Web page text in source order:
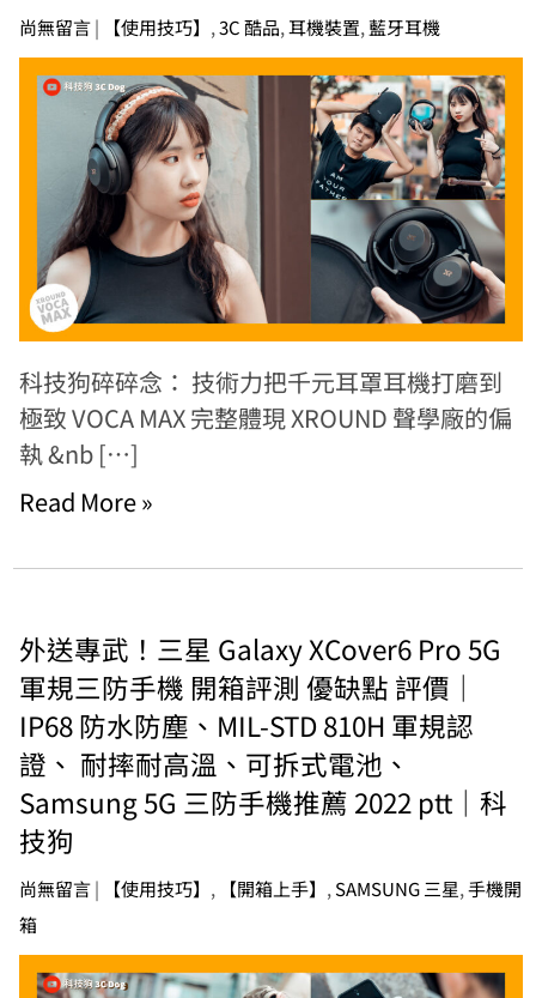
尚無留言| 【使用技巧】 ,3C 酷品,耳機裝置,藍牙耳機
科技狗碎碎念： 技術力把千元耳罩耳機打磨到
極致 VOCA MAX 完整體現 XROUND 聲學廠的偏
執 &nb […]
Read More »
外送專武！三星 Galaxy XCover6 Pro 5G
軍規三防手機 開箱評測 優缺點 評價｜
IP68 防水防塵、MIL-STD 810H 軍規認
證、 耐摔耐高溫、可拆式電池、
Samsung 5G 三防手機推薦 2022 ptt｜科
技狗
尚無留言| 【使用技巧】 , 【開箱上手】 , SAMSUNG 三星,手機開
箱